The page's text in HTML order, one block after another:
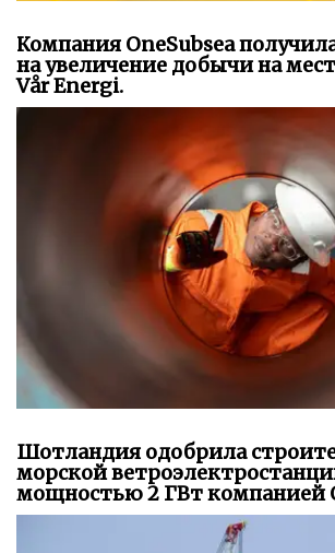
Компания OneSubsea
на увеличение добычи на
Vår Energi.
Шотландия одобрила
морской
мощностью 2 ГВт компанией